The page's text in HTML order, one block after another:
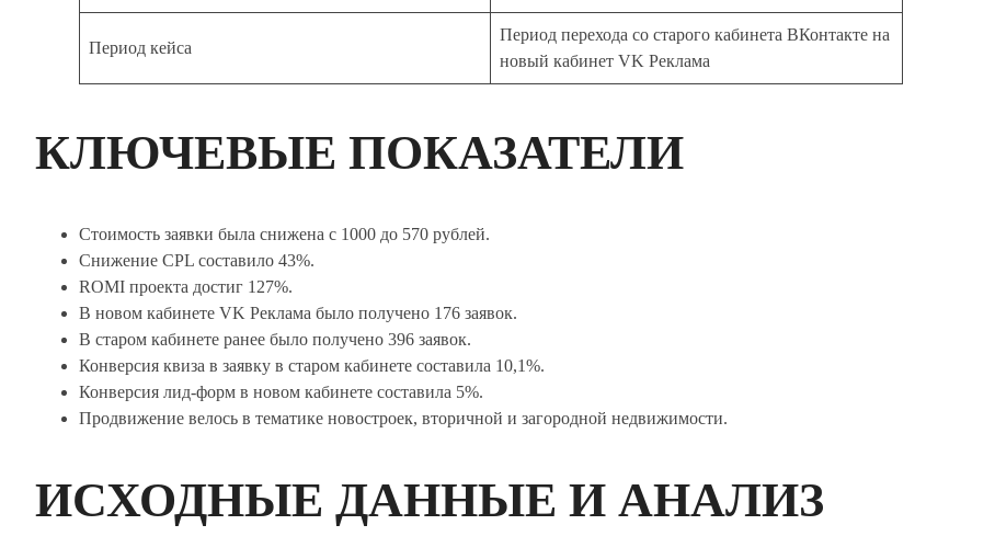
Период кейса
Период перехода со старого кабинета ВКонтакте на
новый кабинет VK Реклама
КЛЮЧЕВЫЕ ПОКАЗАТЕЛИ
Стоимость заявки была снижена с 1000 до 570 рублей.
Снижение CPL составило 43%.
ROMI проекта достиг 127%.
В новом кабинете VK Реклама было получено 176 заявок.
В старом кабинете ранее было получено 396 заявок.
Конверсия квиза в заявку в старом кабинете составила 10,1%.
Конверсия лид-форм в новом кабинете составила 5%.
Продвижение велось в тематике новостроек, вторичной и загородной недвижимости.
ИСХОДНЫЕ ДАННЫЕ И АНАЛИЗ